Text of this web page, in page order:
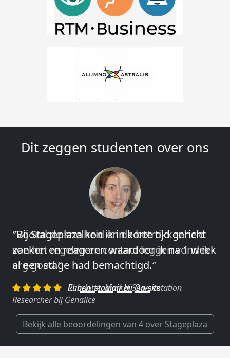
Dit zeggen studenten over ons
″Vooral de snelheid en de betrokkenheid
van het regelen en contact leggen vond ik
erg goed.″
Charlotte, Market Segmentation
Researcher bij Genalice
Bekijk alle beoordelingen van 4 over Stageplaza